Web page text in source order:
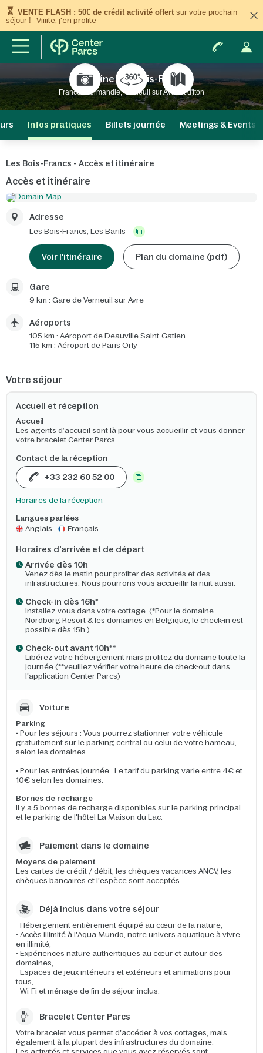
VENTE FLASH : 50€ de crédit activité offert sur votre prochain
séjour !
Viiiite, j'en profite
Domaine Les Bois-Francs
France, Normandie, Verneuil sur Avre et d'Iton
Infos pratiques Billets journée Meetings & Events
Les Bois-Francs - Accès et itinéraire
Accès et itinéraire
Adresse
Les Bois-Francs, Les Barils
Voir l'itinéraire Plan du domaine (pdf)
Gare
9 km : Gare de Verneuil sur Avre
Aéroports
105 km : Aéroport de Deauville Saint-Gatien
115 km : Aéroport de Paris Orly
Votre séjour
Accueil et réception
Accueil
Les agents d’accueil sont là pour vous accueillir et vous donner
votre bracelet Center Parcs.
Contact de la réception
+33 232 60 52 00
Horaires de la réception
Langues parlées
Anglais
Français
Horaires d'arrivée et de départ
Arrivée dès 10h​
Venez dès le matin pour profiter des activités et des
infrastructures. Nous pourrons vous accueillir la nuit aussi.
Check-in dès 16h*​
Installez-vous dans votre cottage. (*Pour le domaine
Nordborg Resort & les domaines en Belgique, le check-in est
possible dès 15h.)
Check-out avant 10h**
Libérez votre hébergement mais profitez du domaine toute la
journée.(**veuillez vérifier votre heure de check-out dans
l'application Center Parcs)
Voiture
Parking
• Pour les séjours : Vous pourrez stationner votre véhicule
gratuitement sur le parking central ou celui de votre hameau,
selon les domaines.
• Pour les entrées journée : Le tarif du parking varie entre 4€ et
10€ selon les domaines.
Bornes de recharge
Il y a 5 bornes de recharge disponibles sur le parking principal
et le parking de l'hôtel La Maison du Lac.
Paiement dans le domaine
Moyens de paiement
Les cartes de crédit / débit, les chèques vacances ANCV, les
chèques bancaires et l'espèce sont acceptés.
Déjà inclus dans votre séjour
- Hébergement entièrement équipé au cœur de la nature,
- Accès illimité à l'Aqua Mundo, notre univers aquatique à vivre
en illimité,
- Expériences nature authentiques au cœur et autour des
domaines,
- Espaces de jeux intérieurs et extérieurs et animations pour
tous,
- Wi-Fi et ménage de fin de séjour inclus.
Bracelet Center Parcs
Votre bracelet vous permet d'accéder à vos cottages, mais
également à la plupart des infrastructures du domaine.